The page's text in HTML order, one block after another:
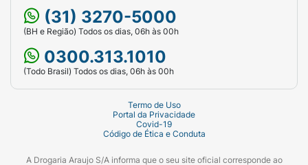
(31) 3270-5000
(BH e Região) Todos os dias, 06h às 00h
0300.313.1010
(Todo Brasil) Todos os dias, 06h às 00h
Termo de Uso
Portal da Privacidade
Covid-19
Código de Ética e Conduta
A Drogaria Araujo S/A informa que o seu site oficial corresponde ao